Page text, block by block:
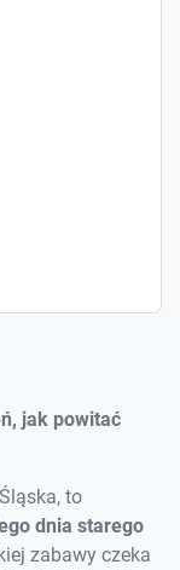
jak powitać
to
dnia starego
zabawy czeka